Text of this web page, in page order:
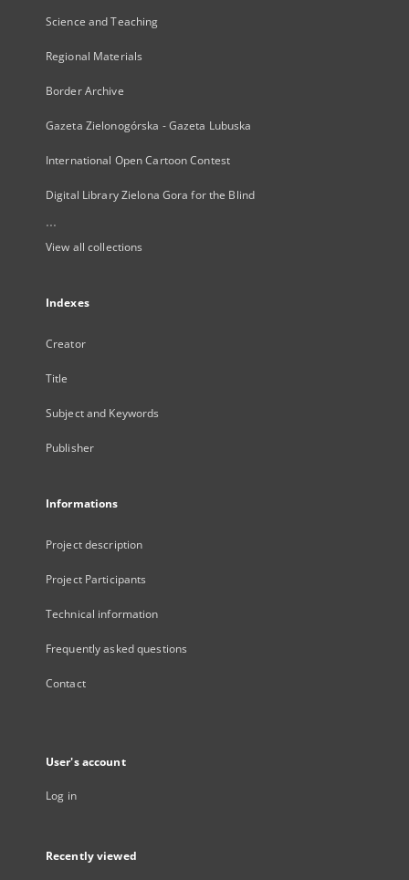
Science and Teaching
Regional Materials
Border Archive
Gazeta Zielonogórska - Gazeta Lubuska
International Open Cartoon Contest
Digital Library Zielona Gora for the Blind
...
View all collections
Indexes
Creator
Title
Subject and Keywords
Publisher
Informations
Project description
Project Participants
Technical information
Frequently asked questions
Contact
User's account
Log in
Recently viewed